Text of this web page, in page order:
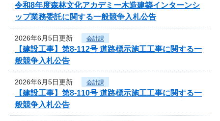
令和8年度森林文化アカデミー木造建築インターンシ
ップ業務委託に関する一般競争入札公告
2026年6月5日更新 会計課
【建設工事】第8-112号 道路標示施工工事に関する一
般競争入札公告
2026年6月5日更新 会計課
【建設工事】第8-110号 道路標示施工工事に関する一
般競争入札公告